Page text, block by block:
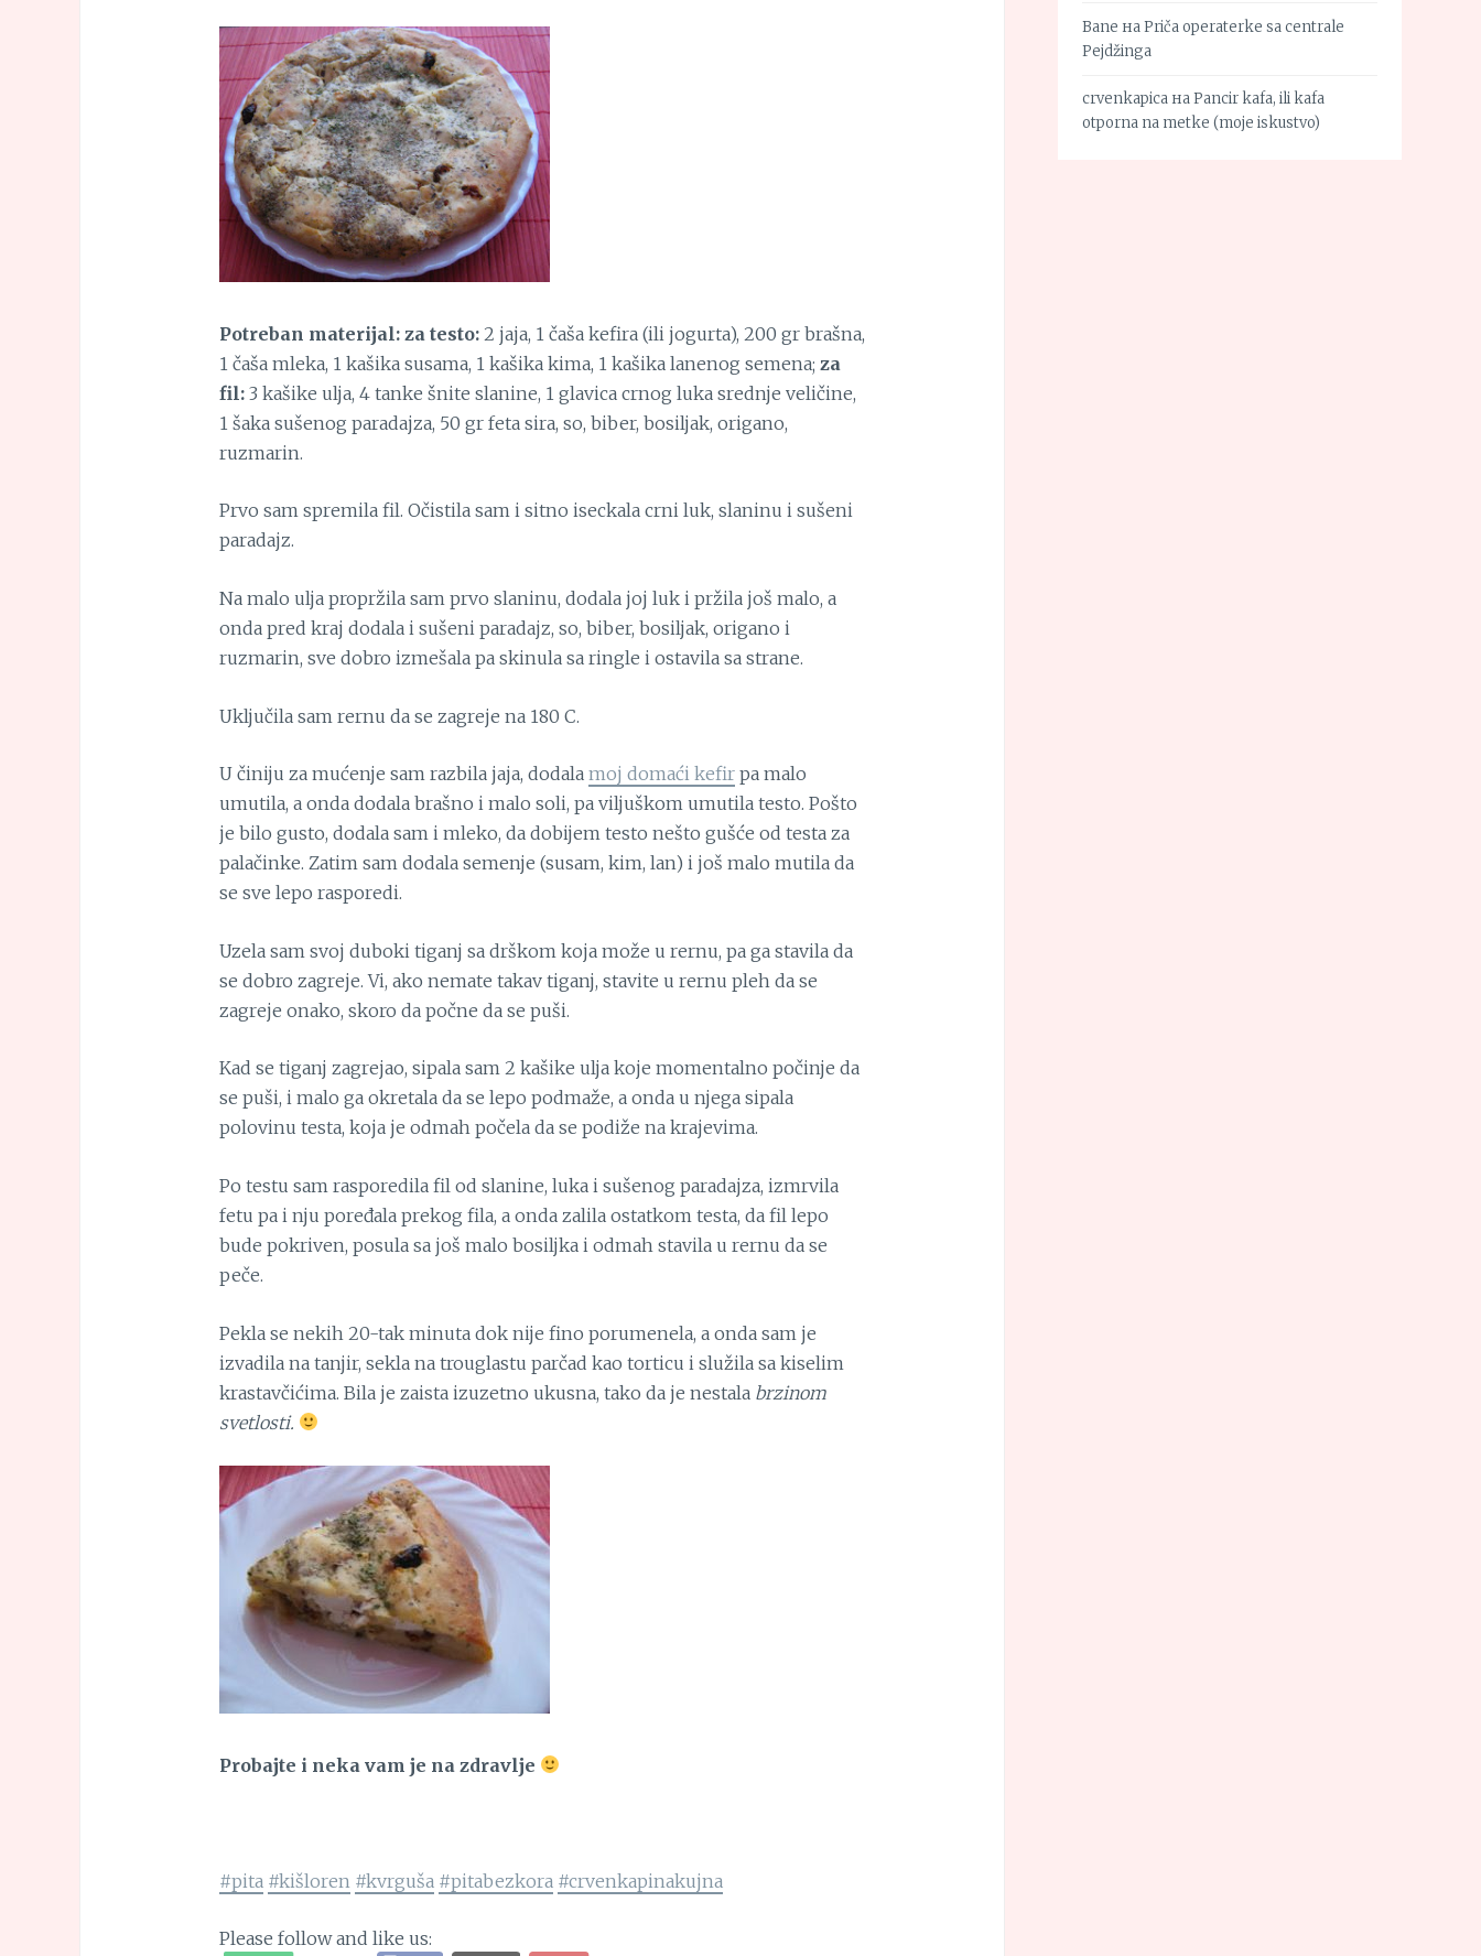
Potreban materijal: za testo:2 jaja, 1 čaša kefira (ili jogurta), 200 gr brašna,
1 čaša mleka, 1 kašika susama, 1 kašika kima, 1 kašika lanenog semena; za
fil:3 kašike ulja, 4 tanke šnite slanine, 1 glavica crnog luka srednje veličine,
1 šaka sušenog paradajza, 50 gr feta sira, so, biber, bosiljak, origano,
ruzmarin.
Prvo sam spremila fil. Očistila sam i sitno iseckala crni luk, slaninu i sušeni
paradajz.
Na malo ulja propržila sam prvo slaninu, dodala joj luk i pržila još malo, a
onda pred kraj dodala i sušeni paradajz, so, biber, bosiljak, origano i
ruzmarin, sve dobro izmešala pa skinula sa ringle i ostavila sa strane.
Uključila sam rernu da se zagreje na 180 C.
U činiju za mućenje sam razbila jaja, dodala moj domaći kefirpa malo
umutila, a onda dodala brašno i malo soli, pa viljuškom umutila testo. Pošto
je bilo gusto, dodala sam i mleko, da dobijem testo nešto gušće od testa za
palačinke. Zatim sam dodala semenje (susam, kim, lan) i još malo mutila da
se sve lepo rasporedi.
Uzela sam svoj duboki tiganj sa drškom koja može u rernu, pa ga stavila da
se dobro zagreje. Vi, ako nemate takav tiganj, stavite u rernu pleh da se
zagreje onako, skoro da počne da se puši.
Kad se tiganj zagrejao, sipala sam 2 kašike ulja koje momentalno počinje da
se puši, i malo ga okretala da se lepo podmaže, a onda u njega sipala
polovinu testa, koja je odmah počela da se podiže na krajevima.
Po testu sam rasporedila fil od slanine, luka i sušenog paradajza, izmrvila
fetu pa i nju poređala prekog fila, a onda zalila ostatkom testa, da fil lepo
bude pokriven, posula sa još malo bosiljka i odmah stavila u rernu da se
peče.
Pekla se nekih 20-tak minuta dok nije fino porumenela, a onda sam je
izvadila na tanjir, sekla na trouglastu parčad kao torticu i služila sa kiselim
krastavčićima. Bila je zaista izuzetno ukusna, tako da je nestala brzinom
svetlosti.
Probajte i neka vam je na zdravlje
#pita #kišloren #kvrguša #pitabezkora #crvenkapinakujna
Please follow and like us:
Bane наPriča operaterke sa centrale
Pejdžinga
crvenkapica наPancir kafa, ili kafa
otporna na metke (moje iskustvo)